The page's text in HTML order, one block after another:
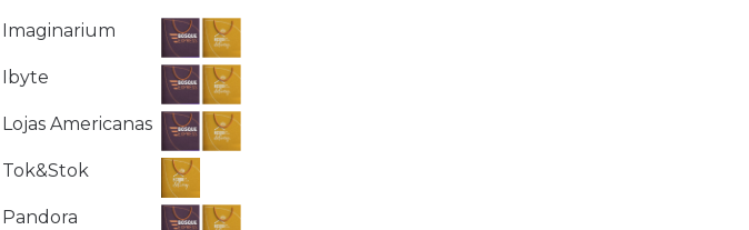
Imaginarium
Ibyte
Lojas Americanas
Tok&Stok
Pandora